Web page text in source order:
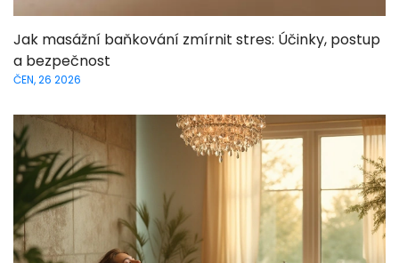
Jak masážní baňkování zmírnit stres: Účinky, postup
a bezpečnost
ČEN, 26 2026